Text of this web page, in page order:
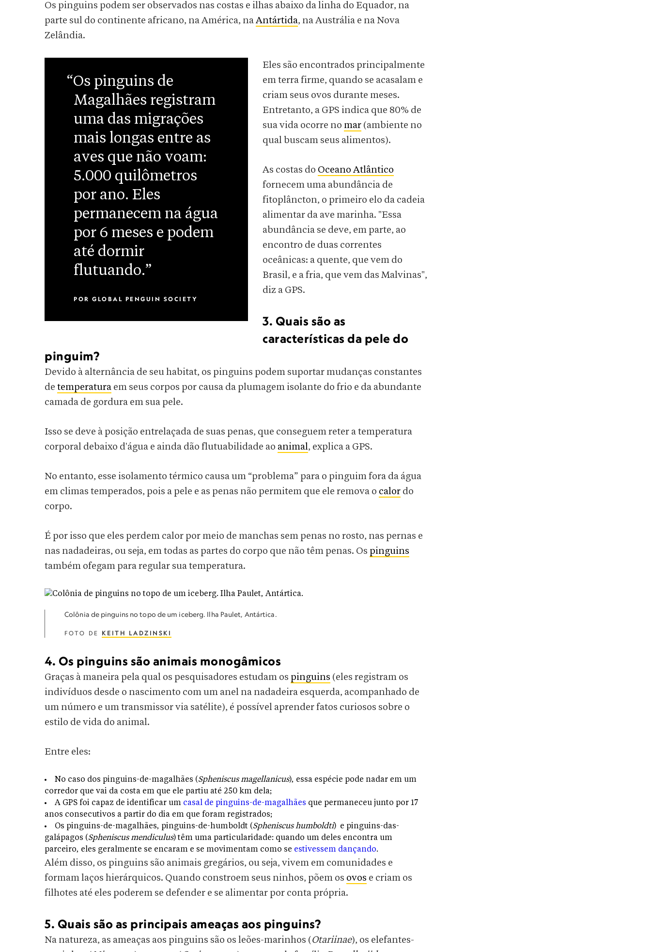
Os pinguins podem ser observados nas costas e ilhas abaixo da linha do Equador, na
parte sul do continente africano, na América, naAntártida, na Austrália e na Nova
Zelândia.
“Os pinguins de
Magalhães registram
uma das migrações
mais longas entre as
aves que não voam:
5.000 quilômetros
por ano. Eles
permanecem na água
por 6 meses e podem
até dormir
flutuando.”
POR GLOBAL PENGUIN SOCIETY
Eles são encontrados principalmente
em terra firme, quando se acasalam e
criam seus ovos durante meses.
Entretanto, a GPS indica que 80% de
sua vida ocorre no mar (ambiente no
qual buscam seus alimentos).
As costas do Oceano Atlântico
fornecem uma abundância de
fitoplâncton, o primeiro elo da cadeia
alimentar da ave marinha. "Essa
abundância se deve, em parte, ao
encontro de duas correntes
oceânicas: a quente, que vem do
Brasil, e a fria, que vem das Malvinas",
diz a GPS.
3. Quais são as
características da pele do
pinguim?
Devido à alternância de seu habitat, os pinguins podem suportar mudanças constantes
de temperatura em seus corpos por causa da plumagem isolante do frio e da abundante
camada de gordura em sua pele.
Isso se deve à posição entrelaçada de suas penas, que conseguem reter a temperatura
corporal debaixo d'água e ainda dão flutuabilidade ao animal, explica a GPS.
No entanto, esse isolamento térmico causa um “problema” para o pinguim fora da água
em climas temperados, pois a pele e as penas não permitem que ele remova o calor do
corpo.
É por isso que eles perdem calor por meio de manchas sem penas no rosto, nas pernas e
nas nadadeiras, ou seja, em todas as partes do corpo que não têm penas. Os pinguins
também ofegam para regular sua temperatura.
Colônia de pinguins no topo de um iceberg. Ilha Paulet, Antártica.
FOTO DE KEITH LADZINSKI
4. Os pinguins são animais monogâmicos
Graças à maneira pela qual os pesquisadores estudam os pinguins (eles registram os
indivíduos desde o nascimento com um anel na nadadeira esquerda, acompanhado de
um número e um transmissor via satélite), é possível aprender fatos curiosos sobre o
estilo de vida do animal.
Entre eles:
No caso dos pinguins-de-magalhães (Spheniscus magellanicus), essa espécie pode nadar em um
corredor que vai da costa em que ele partiu até 250 km dela;
A GPS foi capaz de identificar um casal de pinguins-de-magalhães que permaneceu junto por 17
anos consecutivos a partir do dia em que foram registrados;
Os pinguins-de-magalhães, pinguins-de-humboldt (Spheniscus humboldti) e pinguins-das-
galápagos (Spheniscus mendiculus) têm uma particularidade: quando um deles encontra um
parceiro, eles geralmente se encaram e se movimentam como se estivessem dançando.
Além disso, os pinguins são animais gregários, ou seja, vivem em comunidades e
formam laços hierárquicos. Quando constroem seus ninhos, põem os ovos e criam os
filhotes até eles poderem se defender e se alimentar por conta própria.
5. Quais são as principais ameaças aos pinguins?
Na natureza, as ameaças aos pinguins são os leões-marinhos (Otariinae), os elefantes-